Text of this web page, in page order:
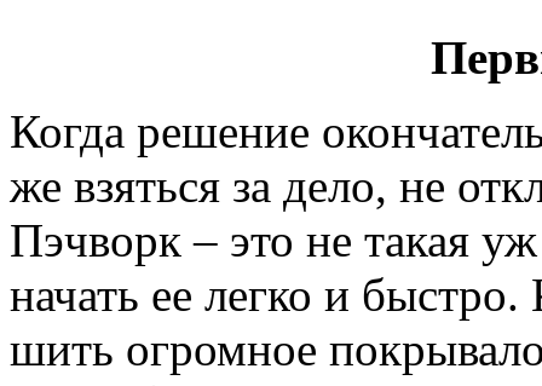
Когда решение
же взяться за дело, не
Пэчворк – это не такая
начать ее легко и
шить огромное